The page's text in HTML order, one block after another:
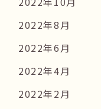
2022年8月
2022年6月
2022年4月
2022年2月